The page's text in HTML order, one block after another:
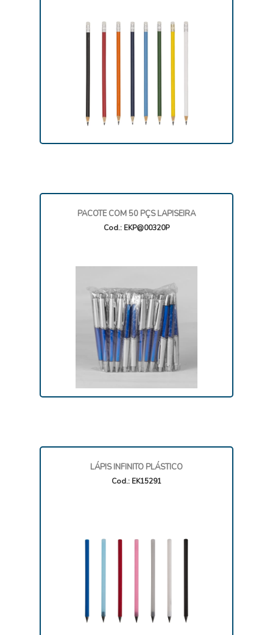
PACOTE COM 50 PÇS LAPISEIRA
Cod.: EKP@00320P
LÁPIS INFINITO PLÁSTICO
Cod.: EK15291